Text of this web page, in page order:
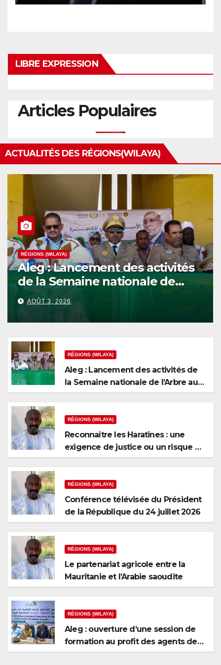
LIBRE EXPRESSION
Articles Populaires
ACTUALITÉS DES RÉGIONS(WILAYA)
RÉGIONS (WILAYA)
Aleg : Lancement des activités
de la Semaine nationale de
l’Arbre au niveau de la wilaya
du Brakna
AOÛT 3, 2026
RÉGIONS (WILAYA)
Aleg : Lancement des activités de
la Semaine nationale de l’Arbre au
niveau de la wilaya du Brakna
RÉGIONS (WILAYA)
Reconnaître les Haratines : une
exigence de justice ou un risque de
fragmentation nationale ?
RÉGIONS (WILAYA)
Conférence télévisée du Président
de la République du 24 juillet 2026
RÉGIONS (WILAYA)
Le partenariat agricole entre la
Mauritanie et l’Arabie saoudite
RÉGIONS (WILAYA)
Aleg : ouverture d’une session de
formation au profit des agents de
recouvrement et des caissiers de